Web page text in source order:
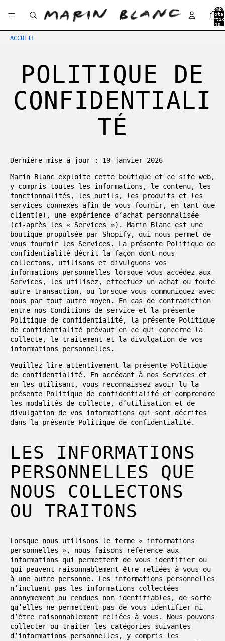
dans
ACCUEIL
POLITIQUE DE
CONFIDENTIALI
TÉ
Dernière mise à jour : 19 janvier 2026
Marin Blanc exploite cette boutique et ce site web,
y compris toutes les informations, le contenu, les
fonctionnalités, les outils, les produits et les
services connexes afin de vous fournir, en tant que
client(e), une expérience d’achat personnalisée
(ci-après les « Services »). Marin Blanc est une
boutique propulsée par Shopify, qui nous permet de
vous fournir les Services. La présente Politique de
confidentialité décrit la façon dont nous
collectons, utilisons et divulguons vos
informations personnelles lorsque vous accédez aux
Services, les utilisez, effectuez un achat ou toute
autre transaction, ou lorsque vous communiquez avec
nous par tout autre moyen. En cas de contradiction
entre nos Conditions de service et la présente
Politique de confidentialité, la présente Politique
de confidentialité prévaut en ce qui concerne la
collecte, le traitement et la divulgation de vos
informations personnelles.
Veuillez lire attentivement la présente Politique
de confidentialité. En accédant à nos Services et
en les utilisant, vous reconnaissez avoir lu la
présente Politique de confidentialité et comprendre
les modalités de collecte, d’utilisation et de
divulgation de vos informations qui sont décrites
dans la présente Politique de confidentialité.
LES INFORMATIONS
PERSONNELLES QUE
NOUS COLLECTONS
OU TRAITONS
Lorsque nous utilisons le terme « informations
personnelles », nous faisons référence aux
informations qui permettent de vous identifier ou
qui peuvent raisonnablement être reliées à vous ou
à une autre personne. Les informations personnelles
n’incluent pas les informations collectées
anonymement ou rendues non identifiables, de sorte
qu’elles ne permettent pas de vous identifier ni
d’être raisonnablement reliées à vous. Nous pouvons
collecter ou traiter les catégories suivantes
d’informations personnelles, y compris les